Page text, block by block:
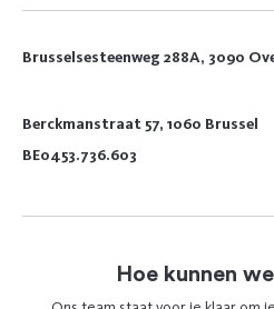
Brusselsesteenweg 288A, 3090
Berckmanstraat 57, 1060 Brussel
BE0453.736.603
Hoe kunnen